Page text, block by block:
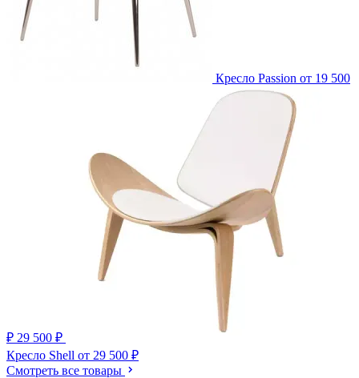
Кресло Passion от 19 500
₽ 29 500 ₽
Кресло Shell от 29 500 ₽
Смотреть все товары